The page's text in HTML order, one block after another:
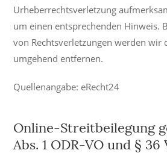
Urheberrechtsverletzung
um einen entsprechenden Hinweis.
von Rechtsverletzungen werden wir
umgehend entfernen.
Quellenangabe: eRecht24
Online-Streitbeilegung
Abs. 1 ODR-VO und § 36